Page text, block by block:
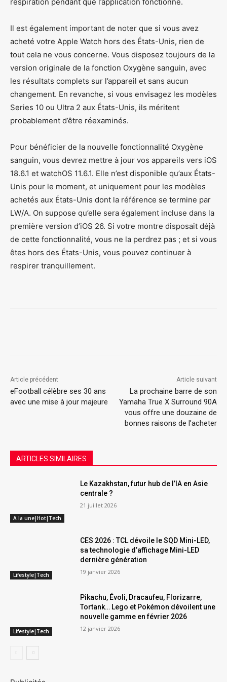
respiration pendant que l’application fonctionne.
Il est également important de noter que si vous avez
acheté votre Apple Watch hors des États-Unis, rien de
tout cela ne vous concerne. Vous disposez toujours de la
version originale de la fonction Oxygène sanguin, avec
les résultats complets sur l’appareil et sans aucun
changement. En revanche, si vous envisagez les modèles
Series 10 ou Ultra 2 aux États-Unis, ils méritent
probablement d’être réexaminés.
Pour bénéficier de la nouvelle fonctionnalité Oxygène
sanguin, vous devrez mettre à jour vos appareils vers iOS
18.6.1 et watchOS 11.6.1. Elle n’est disponible qu’aux États-
Unis pour le moment, et uniquement pour les modèles
achetés aux États-Unis dont la référence se termine par
LW/A. On suppose qu’elle sera également incluse dans la
première version d’iOS 26. Si votre montre disposait déjà
de cette fonctionnalité, vous ne la perdrez pas ; et si vous
êtes hors des États-Unis, vous pouvez continuer à
respirer tranquillement.
Article précédent
eFootball célèbre ses 30 ans
avec une mise à jour majeure
Article suivant
La prochaine barre de son
Yamaha True X Surround 90A
vous offre une douzaine de
bonnes raisons de l’acheter
ARTICLES SIMILAIRES
A la une|Hot|Tech
Le Kazakhstan, futur hub de l’IA en Asie
centrale ?
21 juillet 2026
Lifestyle|Tech
CES 2026 : TCL dévoile le SQD Mini-LED,
sa technologie d’affichage Mini-LED
dernière génération
19 janvier 2026
Lifestyle|Tech
Pikachu, Évoli, Dracaufeu, Florizarre,
Tortank… Lego et Pokémon dévoilent une
nouvelle gamme en février 2026
12 janvier 2026